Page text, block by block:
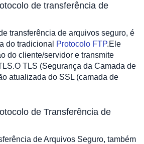
de transferência de
transferência de arquivos seguro, é
do tradicional
Protocolo FTP.Ele
do cliente/servidor e transmite
TLS (Segurança da Camada de
atualizada do SSL (camada de
de Transferência de
de Arquivos Seguro, também